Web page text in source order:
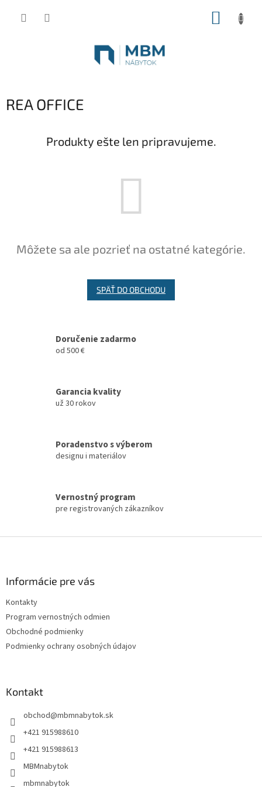
REA OFFICE
Produkty ešte len pripravujeme.
Môžete sa ale pozrieť na ostatné kategórie.
SPÄŤ DO OBCHODU
Doručenie zadarmo
od 500 €
Garancia kvality
už 30 rokov
Poradenstvo s výberom
designu i materiálov
Vernostný program
pre registrovaných zákazníkov
Informácie pre vás
Kontakty
Program vernostných odmien
Obchodné podmienky
Podmienky ochrany osobných údajov
Kontakt
obchod@mbmnabytok.sk
+421 915988610
+421 915988613
MBMnabytok
mbmnabytok